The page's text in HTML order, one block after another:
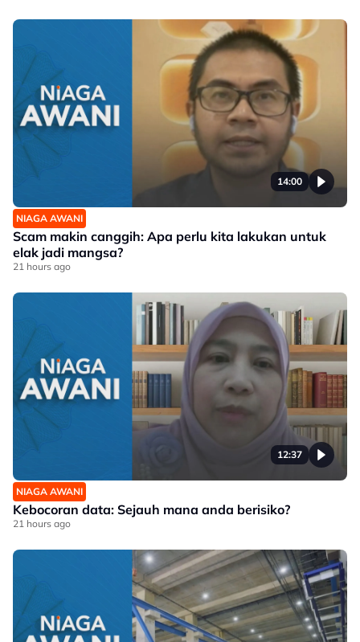
14:00
NIAGA AWANI
Scam makin canggih: Apa perlu kita lakukan untuk
elak jadi mangsa?
21 hours ago
12:37
NIAGA AWANI
Kebocoran data: Sejauh mana anda berisiko?
21 hours ago